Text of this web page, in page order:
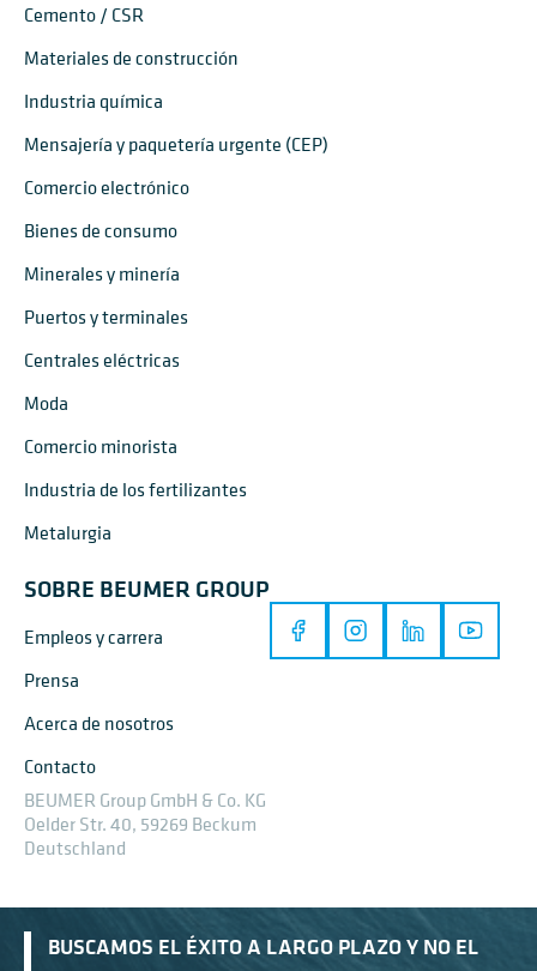
Cemento / CSR
Materiales de construcción
Industria química
Mensajería y paquetería urgente (CEP)
Comercio electrónico
Bienes de consumo
Minerales y minería
Puertos y terminales
Centrales eléctricas
Moda
Comercio minorista
Industria de los fertilizantes
Metalurgia
SOBRE BEUMER GROUP
Empleos y carrera
Prensa
Acerca de nosotros
Contacto
BEUMER Group GmbH & Co. KG
Oelder Str. 40, 59269 Beckum
Deutschland
BUSCAMOS EL ÉXITO A LARGO PLAZO Y NO EL